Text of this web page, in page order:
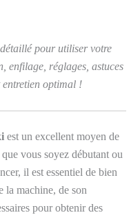
pour utiliser votre
enfilage, réglages, astuces
entretien optimal !
est un excellent moyen de
vous soyez débutant ou
il est essentiel de bien
la machine, de son
pour obtenir des